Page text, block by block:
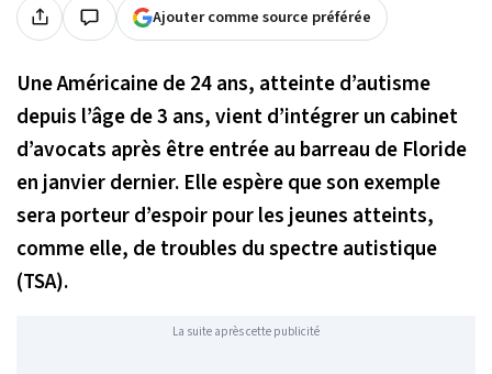
Ajouter comme source préférée
Une Américaine de 24 ans, atteinte d’autisme
depuis l’âge de 3 ans, vient d’intégrer un cabinet
d’avocats après être entrée au barreau de Floride
en janvier dernier. Elle espère que son exemple
sera porteur d’espoir pour les jeunes atteints,
comme elle, de troubles du spectre autistique
(TSA).
La suite après cette publicité